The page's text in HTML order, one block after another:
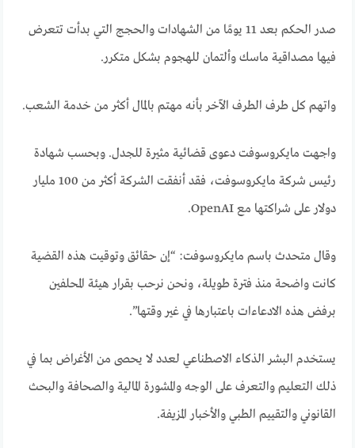
صدر الحكم بعد 11 يومًا من الشهادات والحجج التي بدأت تتعرض
فيها مصداقية ماسك وألتمان للهجوم بشكل متكرر.
واتهم كل طرف الطرف الآخر بأنه مهتم بالمال أكثر من خدمة الشعب.
واجهت مايكروسوفت دعوى قضائية مثيرة للجدل. وبحسب شهادة
رئيس شركة مايكروسوفت، فقد أنفقت الشركة أكثر من 100 مليار
دولار على شراكتها مع OpenAI.
وقال متحدث باسم مايكروسوفت: “إن حقائق وتوقيت هذه القضية
كانت واضحة منذ فترة طويلة، ونحن نرحب بقرار هيئة المحلفين
برفض هذه الادعاءات باعتبارها في غير وقتها”.
يستخدم البشر الذكاء الاصطناعي لعدد لا يحصى من الأغراض بما في
ذلك التعليم والتعرف على الوجه والمشورة المالية والصحافة والبحث
القانوني والتقييم الطبي والأخبار المزيفة.